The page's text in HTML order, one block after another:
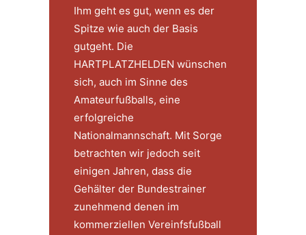
Ihm geht es gut, wenn es der
Spitze wie auch der Basis
gutgeht. Die
HARTPLATZHELDEN wünschen
sich, auch im Sinne des
Amateurfußballs, eine
erfolgreiche
Nationalmannschaft. Mit Sorge
betrachten wir jedoch seit
einigen Jahren, dass die
Gehälter der Bundestrainer
zunehmend denen im
kommerziellen Vereinfsfußball